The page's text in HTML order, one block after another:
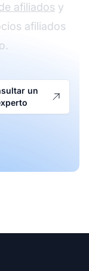
afiliados y
afiliados
un